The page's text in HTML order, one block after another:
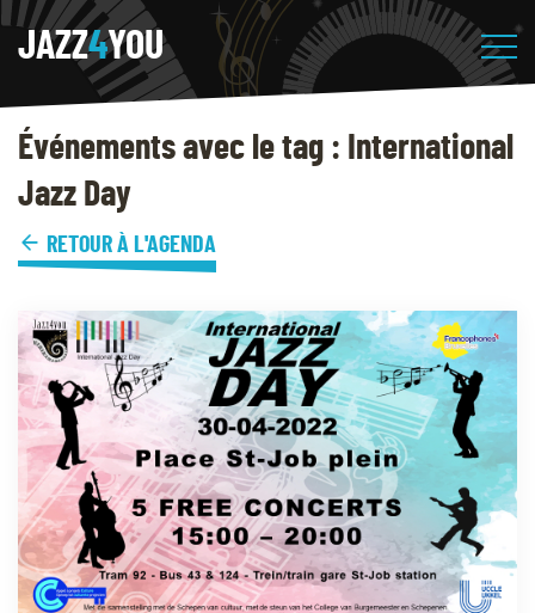
JAZZ4YOU
Événements avec le tag : International
Jazz Day
RETOUR À L'AGENDA